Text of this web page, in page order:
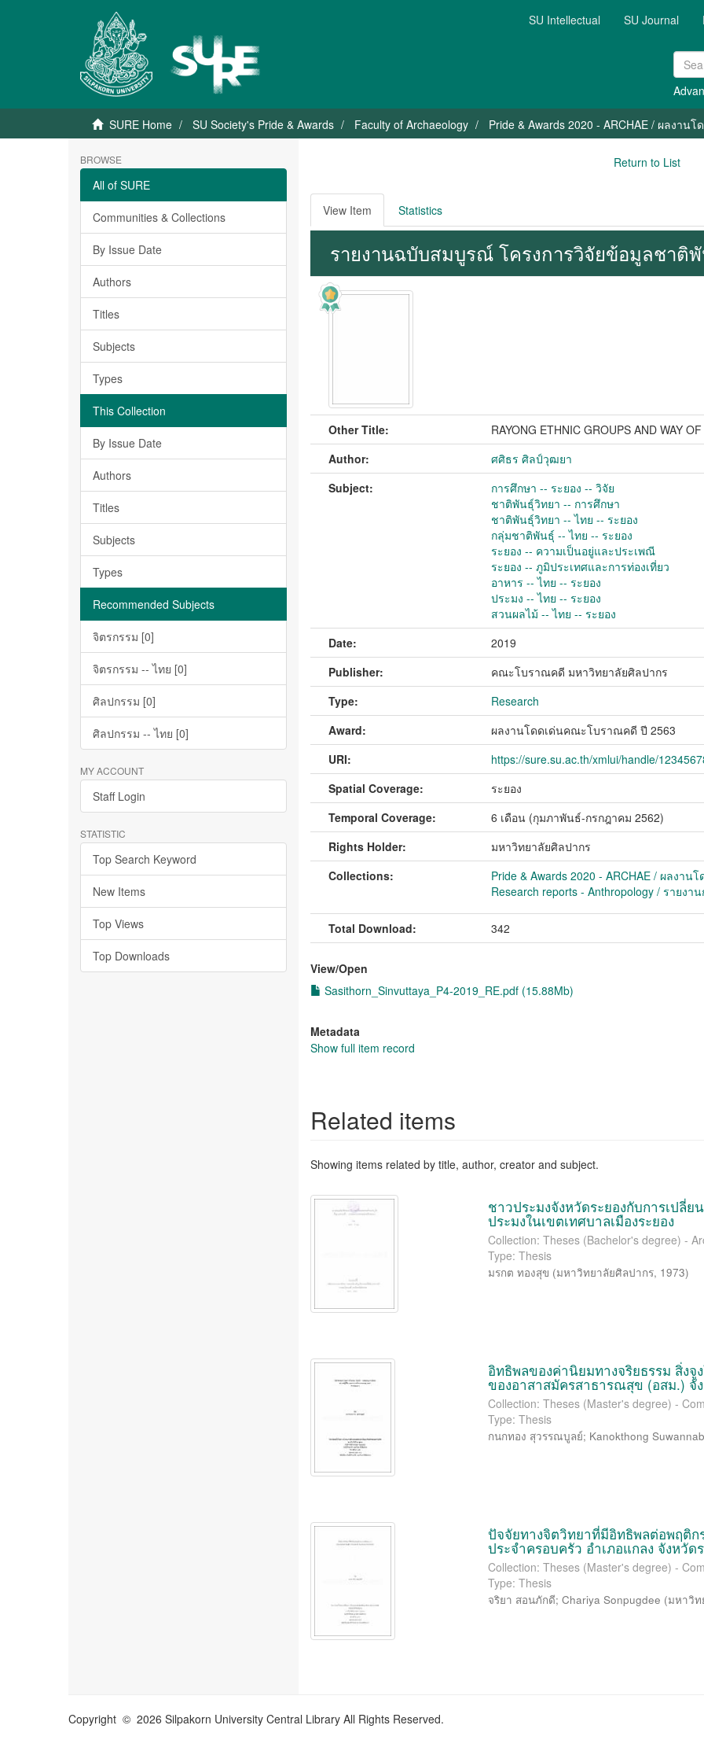
SU Intellectual SU Journal
SURE Home SU Society's Pride & Awards Faculty of Archaeology Pride & Awards 2020 - ARCHAE / ผลงาน
BROWSE
All of SURE
Communities & Collections
By Issue Date
Authors
Titles
Subjects
Types
This Collection
By Issue Date
Authors
Titles
Subjects
Types
Recommended Subjects
จิตรกรรม [0]
จิตรกรรม -- ไทย [0]
ศิลปกรรม [0]
ศิลปกรรม -- ไทย [0]
MY ACCOUNT
Staff Login
STATISTIC
Top Search Keyword
New Items
Top Views
Top Downloads
Return to List
View Item Statistics
รายงานฉบับสมบูรณ์ โครงการวิจัยข้อมูลชาติ
Other Title:
RAYONG ETHNIC GROUPS AND WAY
Author:
ศศิธร ศิลป์วุฒยา
Subject:
การศึกษา -- ระยอง -- วิจัย
ชาติพันธุ์วิทยา -- การศึกษา
ชาติพันธุ์วิทยา -- ไทย -- ระยอง
กลุ่มชาติพันธุ์ -- ไทย -- ระยอง
ระยอง -- ความเป็นอยู่และประเพณี
ระยอง -- ภูมิประเทศและการท่องเที่ยว
อาหาร -- ไทย -- ระยอง
ประมง -- ไทย -- ระยอง
สวนผลไม้ -- ไทย -- ระยอง
Date:
2019
Publisher:
คณะโบราณคดี มหาวิทยาลัยศิลปากร
Type:
Research
Award:
ผลงานโดดเด่นคณะโบราณคดี ปี 2563
URI:
https://sure.su.ac.th/xmlui/handle/
Spatial Coverage:
ระยอง
Temporal Coverage:
6 เดือน (กุมภาพันธ์-กรกฎาคม 2562)
Rights Holder:
มหาวิทยาลัยศิลปากร
Collections:
Pride & Awards 2020 - ARCHAE / ผลงาน
Research reports - Anthropology / รายงา
Total Download: 342
View/Open
Sasithorn_Sinvuttaya_P4-2019_RE.pdf (15.88Mb)
Metadata
Show full item record
Related items
Showing items related by title, author, creator and subject.
ชาวประมงจังหวัดระยองกับการเปลี่
ประมงในเขตเทศบาลเมืองระยอง
Collection: Theses (Bachelor's degree) -
Type: Thesis
มรกต ทองสุข (มหาวิทยาลัยศิลปากร, 1973)
อิทธิพลของค่านิยมทางจริยธรรม สิ่ง
ของอาสาสมัครสาธารณสุข (อสม.) จั
Collection: Theses (Master's degree) -
Type: Thesis
กนกทอง สุวรรณบูลย์; Kanokthong
ปัจจัยทางจิตวิทยาที่มีอิทธิพลต่อพฤติ
ประจำครอบครัว อำเภอแกลง จังหวัด
Collection: Theses (Master's degree) -
Type: Thesis
จริยา สอนภักดี;Chariya Sonpugdee (มหาวิท
Copyright © 2026 Silpakorn University Central Library All Rights Reserved.